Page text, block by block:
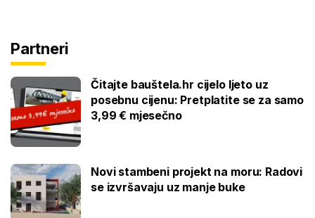
Partneri
Čitajte bauštela.hr cijelo ljeto uz
posebnu cijenu: Pretplatite se za samo
3,99 € mjesečno
Novi stambeni projekt na moru: Radovi
se izvršavaju uz manje buke